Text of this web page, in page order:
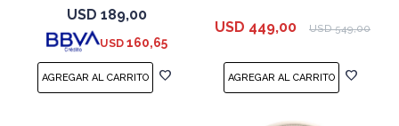
Blanco
USD 189,00
USD 160,65
USD 449,00 USD 549,00